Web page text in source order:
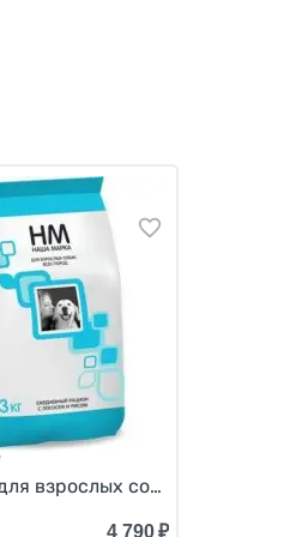
3 кг
взрослых собак всех
4 790 ₽